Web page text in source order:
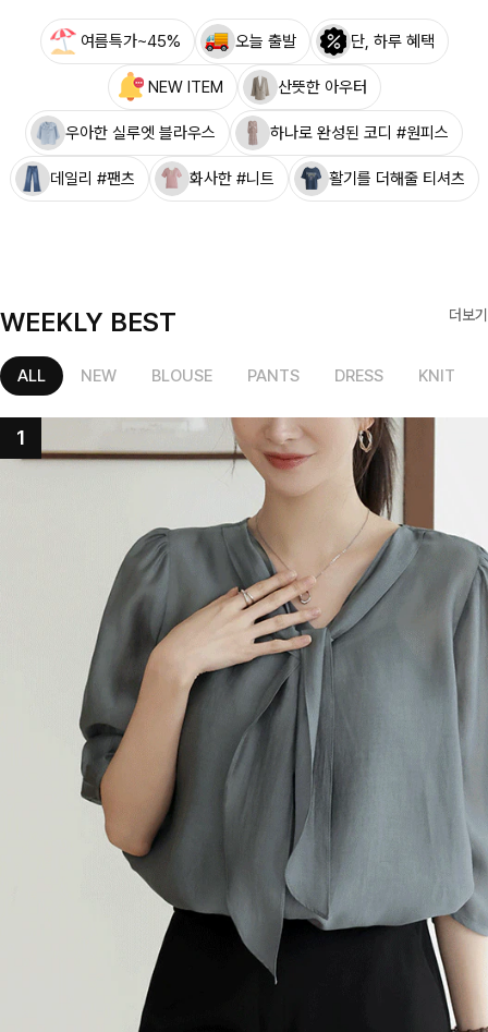
여름특가~45% 오늘 출발 단, 하루 혜택
NEW ITEM 산뜻한 아우터
우아한 실루엣 블라우스 하나로 완성된 코디 #원피스
데일리 #팬츠 화사한 #니트 활기를 더해줄 티셔츠
WEEKLY BEST 더보기
ALL NEW BLOUSE PANTS DRESS KNIT